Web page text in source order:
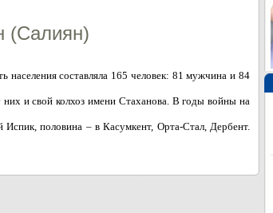
(Салиян)
населения составляла 165 человек: 81 мужчина и 84
и свой колхоз имени Стаханова. В годы войны на
Испик, половина – в Касумкент, Орта-Стал, Дербент.